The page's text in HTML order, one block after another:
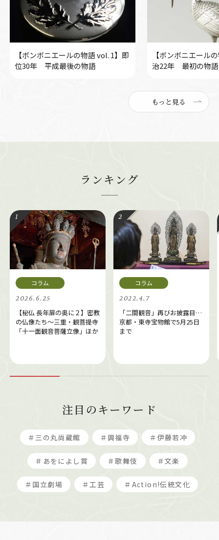
【ボンボニエールの物語 vol. 1】即
位30年 平成最後の物語
【ボンボニエール
治22年 最初の物語
もっと見る
ランキング
2026.6.25
【秘仏 長年扉の奥に２】密教
の仏像たち～三重・観菩提寺
「十一面観音菩薩立像」ほか
2022.4.7
「二間観音」再びお披露目…
京都・東寺宝物館で5月25日
まで
注目のキーワード
＃三の丸尚蔵館 ＃興福寺 ＃伊藤若冲
＃あをによし賞 ＃歌舞伎 ＃文楽
＃国立劇場 ＃工芸 ＃Action!伝統文化